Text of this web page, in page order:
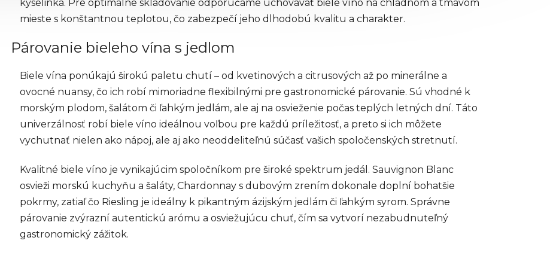
kyselinka. Pre optimálne skladovanie odporúčame uchovávať biele víno na chladnom a tmavom
mieste s konštantnou teplotou, čo zabezpečí jeho dlhodobú kvalitu a charakter.
Párovanie bieleho vína s jedlom
Biele vína ponúkajú širokú paletu chutí – od kvetinových a citrusových až po minerálne a
ovocné nuansy, čo ich robí mimoriadne flexibilnými pre gastronomické párovanie. Sú vhodné k
morským plodom, šalátom či ľahkým jedlám, ale aj na osvieženie počas teplých letných dní. Táto
univerzálnosť robí biele víno ideálnou voľbou pre každú príležitosť, a preto si ich môžete
vychutnať nielen ako nápoj, ale aj ako neoddeliteľnú súčasť vašich spoločenských stretnutí.
Kvalitné biele víno je vynikajúcim spoločníkom pre široké spektrum jedál. Sauvignon Blanc
osvieži morskú kuchyňu a šaláty, Chardonnay s dubovým zrením dokonale doplní bohatšie
pokrmy, zatiaľ čo Riesling je ideálny k pikantným ázijským jedlám či ľahkým syrom. Správne
párovanie zvýrazní autentickú arómu a osviežujúcu chuť, čím sa vytvorí nezabudnuteľný
gastronomický zážitok.